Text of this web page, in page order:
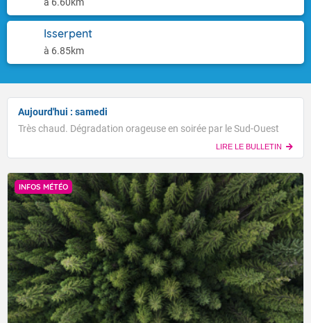
Isserpent
à 6.85km
Aujourd'hui : samedi
Très chaud. Dégradation orageuse en soirée par le Sud-Ouest
LIRE LE BULLETIN
INFOS MÉTÉO